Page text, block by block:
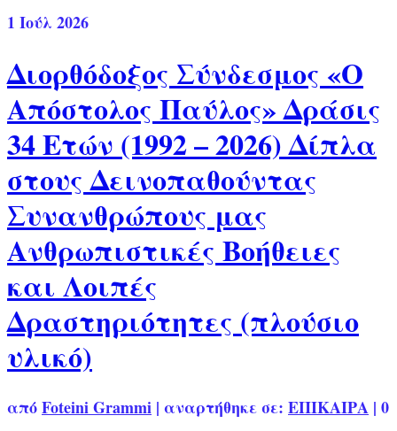
1 Ιούλ 2026
Διορθόδοξος Σύνδεσμος «Ο
Απόστολος Παύλος» Δράσις
34 Ετών (1992 – 2026) Δίπλα
στους Δεινοπαθούντας
Συνανθρώπους μας
Ανθρωπιστικές Βοήθειες
και Λοιπές
Δραστηριότητες (πλούσιο
υλικό)
απόFoteini Grammi | αναρτήθηκε σε: ΕΠΙΚΑΙΡΑ | 0